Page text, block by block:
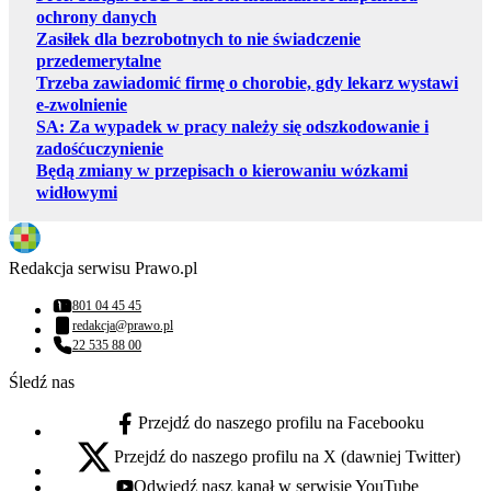
ochrony danych
Zasiłek dla bezrobotnych to nie świadczenie
przedemerytalne
Trzeba zawiadomić firmę o chorobie, gdy lekarz wystawi
e-zwolnienie
SA: Za wypadek w pracy należy się odszkodowanie i
zadośćuczynienie
Będą zmiany w przepisach o kierowaniu wózkami
widłowymi
Redakcja serwisu Prawo.pl
Numer telefonu:
801 04 45 45
Adres email:
redakcja@prawo.pl
Numer telefonu:
22 535 88 00
Śledź nas
facebook - otwiera się w nowej karcie
Przejdź do naszego profilu na Facebooku
x - otwiera się w nowej karcie
Przejdź do naszego profilu na X (dawniej Twitter)
Odwiedź nasz kanał w serwisie YouTube